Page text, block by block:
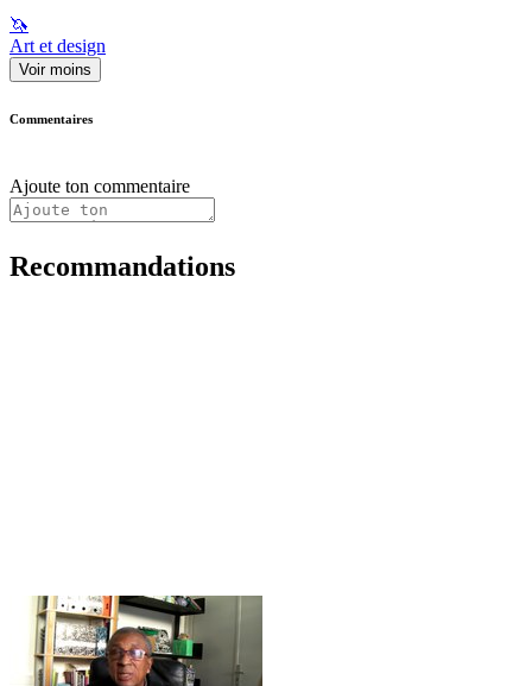
🦄
Art et design
Voir moins
Commentaires
Ajoute ton commentaire
Recommandations